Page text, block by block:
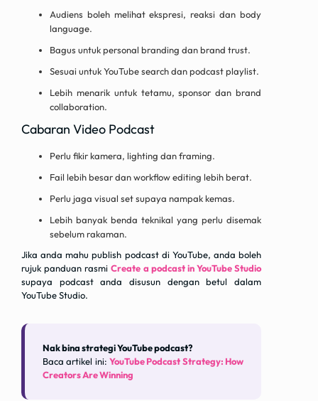
Audiens boleh melihat ekspresi, reaksi dan body
language.
Bagus untuk personal branding dan brand trust.
Sesuai untuk YouTube search dan podcast playlist.
Lebih menarik untuk tetamu, sponsor dan brand
collaboration.
Cabaran Video Podcast
Perlu fikir kamera, lighting dan framing.
Fail lebih besar dan workflow editing lebih berat.
Perlu jaga visual set supaya nampak kemas.
Lebih banyak benda teknikal yang perlu disemak
sebelum rakaman.
Jika anda mahu publish podcast di YouTube, anda boleh
rujuk panduan rasmiCreate a podcast in YouTube Studio
supaya podcast anda disusun dengan betul dalam
YouTube Studio.
Nak bina strategi YouTube podcast?
Baca artikel ini: YouTube Podcast Strategy: How
Creators Are Winning